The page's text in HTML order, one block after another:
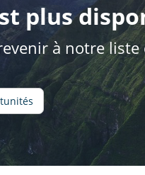
plus
à notre